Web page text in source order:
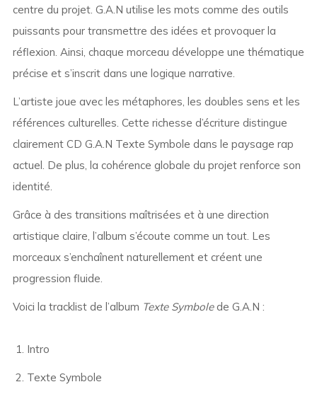
centre du projet. G.A.N utilise les mots comme des outils
puissants pour transmettre des idées et provoquer la
réflexion. Ainsi, chaque morceau développe une thématique
précise et s’inscrit dans une logique narrative.
L’artiste joue avec les métaphores, les doubles sens et les
références culturelles. Cette richesse d’écriture distingue
clairement CD G.A.N Texte Symbole dans le paysage rap
actuel. De plus, la cohérence globale du projet renforce son
identité.
Grâce à des transitions maîtrisées et à une direction
artistique claire, l’album s’écoute comme un tout. Les
morceaux s’enchaînent naturellement et créent une
progression fluide.
Voici la tracklist de l’album Texte Symbolede G.A.N :
Intro
Texte Symbole